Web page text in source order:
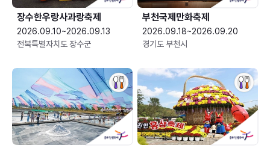
장수한우랑사과랑축제
2026.09.10~2026.09.13
전북특별자치도 장수군
부천국제만화축제
2026.09.18~2026.09.20
경기도 부천시